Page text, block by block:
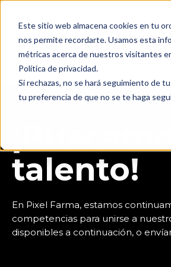
Este sitio web almacena cookies en tu
nos permite recordarte. Usamos esta
métricas acerca de nuestros visitantes
Política de privacidad.
Si rechazas, no se hará seguimiento de
tu preferencia de que no se te haga
talento!
En Pixel Farma, estamos
competencias para unirse a
disponibles a continuación, o